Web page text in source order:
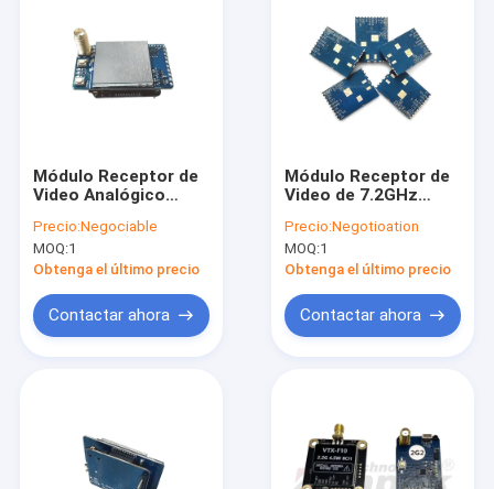
Sobre nosotros
Módulo Receptor de
Video Analógico
3.3GHz con Rango de
Frecuencia de 3060-
3500MHz y Alta
-95dBm para VTX
FPV
Precio:Negociable
MOQ:1
Obtenga el último precio
Contactar ahora
Módulo Receptor de
Video de 7.2GHz
CVBS y Control de
Interruptor SPI/DIP
para Drones FPV
Precio:Negotioation
MOQ:1
Obtenga el último precio
Contactar ahora